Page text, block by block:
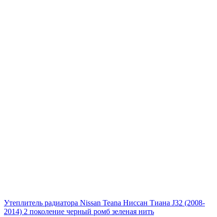
Утеплитель радиатора Nissan Teana Ниссан Тиана J32 (2008-
2014) 2 поколение черный ромб зеленая нить